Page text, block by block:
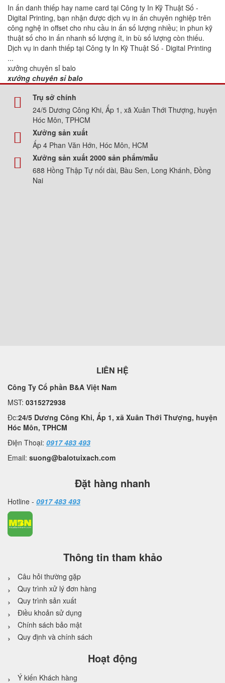
In ấn danh thiếp hay name card tại Công ty In Kỹ Thuật Số -
Digital Printing, bạn nhận được dịch vụ in ấn chuyên nghiệp trên
công nghệ in offset cho nhu cầu in ấn số lượng nhiều; in phun kỹ
thuật số cho in ấn nhanh số lượng ít, in bù số lượng còn thiếu.
Dịch vụ in danh thiếp tại Công ty In Kỹ Thuật Số - Digital Printing
...
xưởng chuyên sỉ balo
xưởng chuyên sỉ balo
Trụ sở chính
24/5 Dương Công Khi, Ấp 1, xã Xuân Thới Thượng, huyện
Hóc Môn, TPHCM
Xưởng sản xuất
Ấp 4 Phan Văn Hớn, Hóc Môn, HCM
Xưởng sản xuất 2000 sản phẩm/mẫu
688 Hồng Thập Tự nối dài, Bàu Sen, Long Khánh, Đồng
Nai
LIÊN HỆ
Công Ty Cổ phần B&A Việt Nam
MST: 0315272938
Đc:24/5 Dương Công Khi, Ấp 1, xã Xuân Thới Thượng, huyện
Hóc Môn, TPHCM
Điện Thoại: 0917 483 493
Email: suong@balotuixach.com
Đặt hàng nhanh
Hotline - 0917 483 493
Thông tin tham khảo
Câu hỏi thường gặp
Quy trình xử lý đơn hàng
Quy trình sản xuất
Điều khoản sử dụng
Chính sách bảo mật
Quy định và chính sách
Hoạt động
Ý kiến Khách hàng